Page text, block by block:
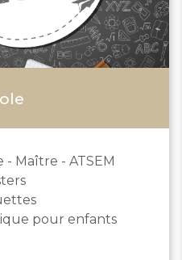
- Maître - ATSEM
pour enfants